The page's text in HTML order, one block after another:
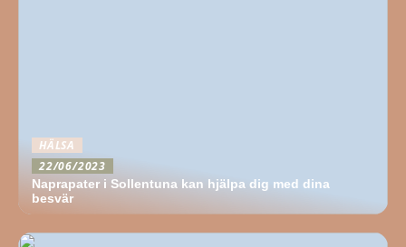
HÄLSA
22/06/2023
Naprapater i Sollentuna kan hjälpa dig med dina
besvär